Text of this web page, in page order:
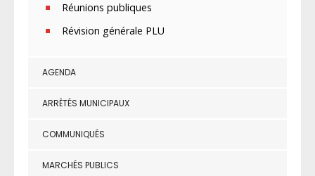
Réunions publiques
Révision générale PLU
AGENDA
ARRÊTÉS MUNICIPAUX
COMMUNIQUÉS
MARCHÉS PUBLICS